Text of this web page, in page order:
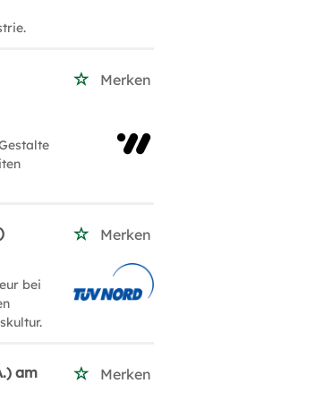
Merken
Merken
bei
am
Merken